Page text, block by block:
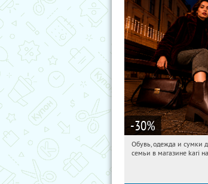
-30%
08:50:21
Обувь, одежда и сумки
семьи в магазине kari